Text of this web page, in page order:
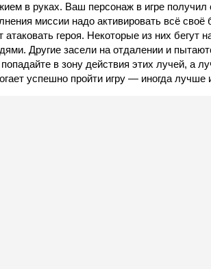
в руках. Ваш персонаж в игре
миссии надо активировать всё своё
атаковать героя. Некоторые из них бегут
Другие засели на отдалении и
в зону действия этих лучей, а
успешно пройти игру — иногда